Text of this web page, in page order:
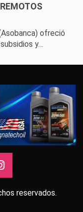
ofreció
y…
reservados.